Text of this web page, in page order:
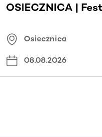
OSIECZNICA |
Osiecznica
08.08.2026